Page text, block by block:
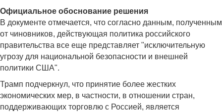
Официальное обоснование решения
В документе отмечается, что согласно данным, полученным
от чиновников, действующая политика российского
правительства все еще представляет "исключительную
угрозу для национальной безопасности и внешней
политики США".
Трамп подчеркнул, что принятие более жестких
экономических мер, в частности, в отношении стран,
поддерживающих торговлю с Россией, является